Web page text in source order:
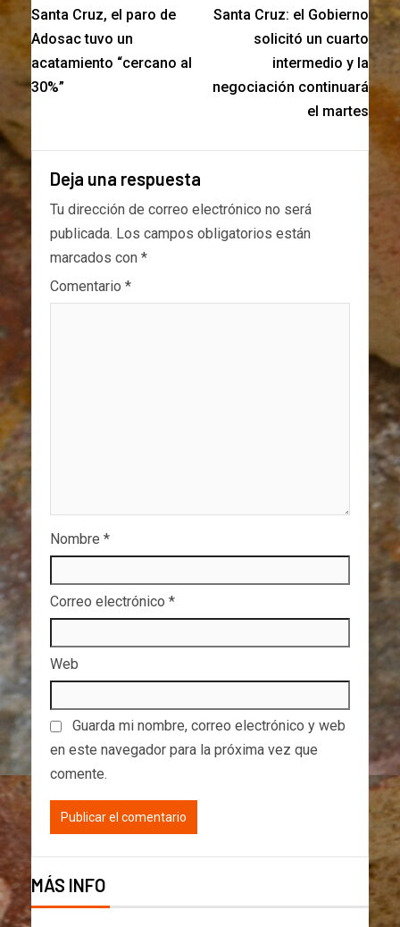
Santa Cruz, el paro de
Adosac tuvo un
acatamiento “cercano al
30%”
Santa Cruz: el Gobierno
solicitó un cuarto
intermedio y la
negociación continuará
el martes
Deja una respuesta
Tu dirección de correo electrónico no será
publicada. Los campos obligatorios están
marcados con *
Comentario *
Nombre *
Correo electrónico *
Web
Guarda mi nombre, correo electrónico y web
en este navegador para la próxima vez que
comente.
MÁS INFO